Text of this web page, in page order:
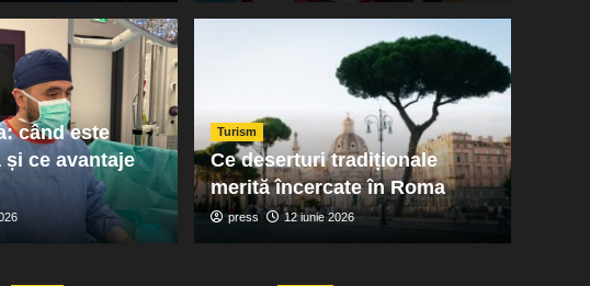
la Isaccea în 2026:
azi, grafic și repere
când este
ce avantaje
Turism
Ce deserturi tradiționale
merită încercate în Roma
press 12 iunie 2026